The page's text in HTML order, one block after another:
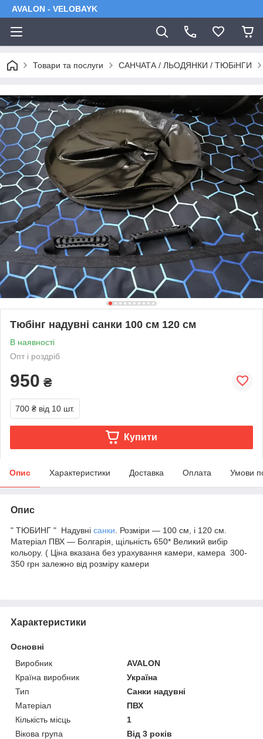
AVALON - VELOBAYK
Товари та послуги САНЧАТА / ЛЬОДЯНКИ / ТЮБіНГИ
Тюбінг надувні санки 100 см 120 см
В наявності
Опт і роздріб
950 ₴
700 ₴ від 10 шт.
Купити
Опис Характеристики Доставка Оплата Умови
Опис
" ТЮБИНГ " Надувні санки . Розміри — 100 см, і 120 см.
Матеріал ПВХ — Болгарія, щільність 650* Великий вибір
кольору. ( Ціна вказана без урахування камери, камера 300-
350 грн залежно від розміру камери
Характеристики
Основні
Виробник
AVALON
Країна виробник
Україна
Тип
Санки надувні
Матеріал
ПВХ
Кількість місць
1
Вікова група
Від 3 років